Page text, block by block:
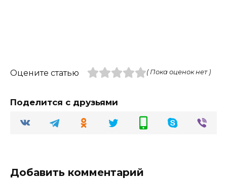
Оцените статью ( Пока оценок нет )
Поделится с друзьями
Добавить комментарий